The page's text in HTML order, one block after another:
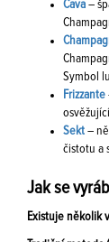
Cava –
Symbol
Frizzante
Sekt –
čistotu a
Jak se
Existuje několik